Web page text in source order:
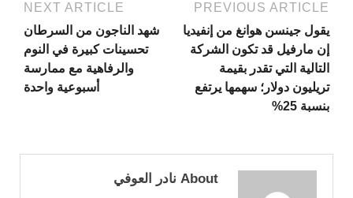
PREVIOUS ARTICLE
يقول جينسن هوانغ من إنفيديا
إن مارفيل قد تكون الشركة
التالية التي تقدر بقيمة
تريليون دولار؛ سهمها يرتفع
بنسبة 25%
NEXT ARTICLE
شهد الناجون من السرطان
تحسينات كبيرة في النوم
والرفاهية مع ممارسة
أسبوعية واحدة
About نادر العوفي